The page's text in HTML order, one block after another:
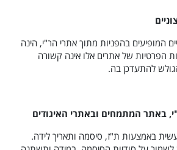
המופיעים בהפניות מתוך אתרי הר"י, הינה
הפרטיות של אתרים אלו אינה קשורה
להתעדכן בה.
באתר המתמחים ובאתרי האיגודים
באמצעות ת"ז, סיסמה ותאריך לידה.